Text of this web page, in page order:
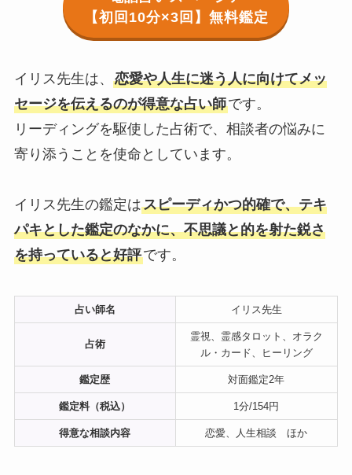
【初回10分×3回】無料鑑定
イリス先生は、 恋愛や人生に迷う人に向けてメッ
セージを伝えるのが得意な占い師です。
リーディングを駆使した占術で、相談者の悩みに
寄り添うことを使命としています。
イリス先生の鑑定はスピーディかつ的確で、テキ
パキとした鑑定のなかに、不思議と的を射た鋭さ
を持っていると好評です。
占い師名 イリス先生
占術
霊視、霊感タロット、オラク
ル・カード、ヒーリング
鑑定歴 対面鑑定2年
鑑定料（税込） 1分/154円
得意な相談内容 恋愛、人生相談 ほか